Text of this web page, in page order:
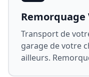
Remorquage
Transport de
garage de votre
ailleurs.